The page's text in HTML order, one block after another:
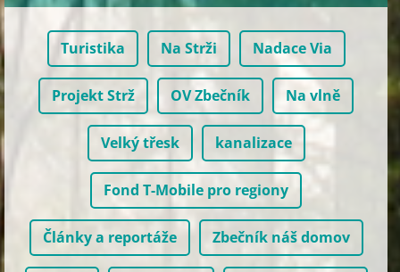
Turistika Na Strži Nadace Via
Projekt Strž OV Zbečník Na vlně
Velký třesk kanalizace
Fond T-Mobile pro regiony
Články a reportáže Zbečník náš domov